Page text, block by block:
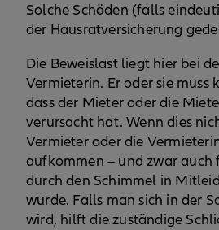
Solche Schäden (falls
der Hausratversicherung
Die Beweislast liegt hier bei
Vermieterin. Er oder sie muss
dass der Mieter oder die
verursacht hat. Wenn dies
Vermieter oder die
aufkommen – und zwar auch
durch den Schimmel in
wurde. Falls man sich in der
wird, hilft die zuständige